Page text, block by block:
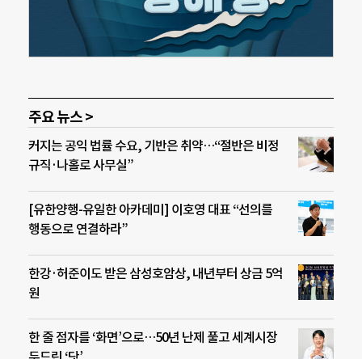
주요 뉴스 >
커지는 공익 법률 수요, 기반은 취약…“절반은 비정
규직·나홀로 사무실”
[유한양행-유일한 아카데미] 이호영 대표 “선의를
행동으로 연결하라”
한강·허준이도 받은 삼성호암상, 내년부터 상금 5억
원
한 줄 점자를 ‘화면’으로…50년 난제 풀고 세계시장